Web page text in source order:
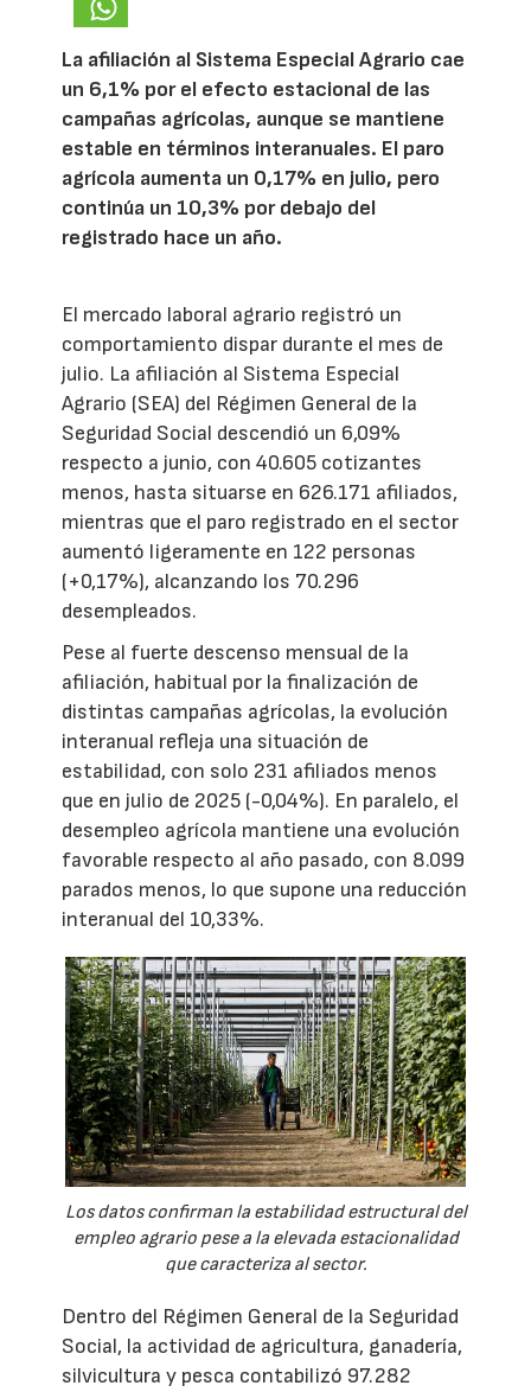
La afiliación al Sistema Especial Agrario cae
un 6,1% por el efecto estacional de las
campañas agrícolas, aunque se mantiene
estable en términos interanuales. El paro
agrícola aumenta un 0,17% en julio, pero
continúa un 10,3% por debajo del
registrado hace un año.
El mercado laboral agrario registró un
comportamiento dispar durante el mes de
julio. La afiliación al Sistema Especial
Agrario (SEA) del Régimen General de la
Seguridad Social descendió un 6,09%
respecto a junio, con 40.605 cotizantes
menos, hasta situarse en 626.171 afiliados,
mientras que el paro registrado en el sector
aumentó ligeramente en 122 personas
(+0,17%), alcanzando los 70.296
desempleados.
Pese al fuerte descenso mensual de la
afiliación, habitual por la finalización de
distintas campañas agrícolas, la evolución
interanual refleja una situación de
estabilidad, con solo 231 afiliados menos
que en julio de 2025 (-0,04%). En paralelo, el
desempleo agrícola mantiene una evolución
favorable respecto al año pasado, con 8.099
parados menos, lo que supone una reducción
interanual del 10,33%.
Los datos confirman la estabilidad estructural del
empleo agrario pese a la elevada estacionalidad
que caracteriza al sector.
Dentro del Régimen General de la Seguridad
Social, la actividad de agricultura, ganadería,
silvicultura y pesca contabilizó 97.282